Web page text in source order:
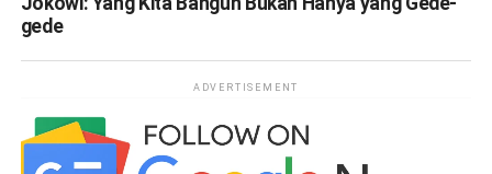
gede
ADVERTISEMENT